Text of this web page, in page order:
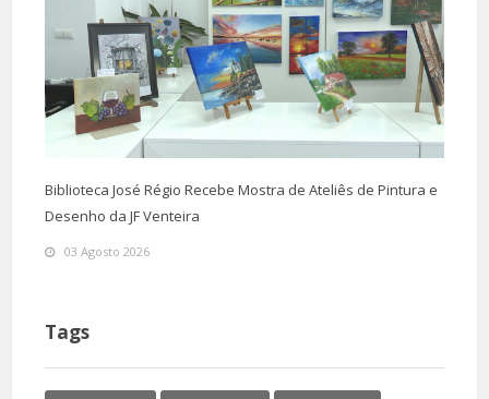
Biblioteca José Régio Recebe Mostra de Ateliês de Pintura e
Desenho da JF Venteira
03 Agosto 2026
Tags